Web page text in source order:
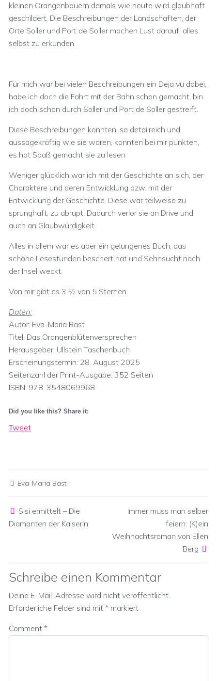
kleinen Orangenbauern damals wie heute wird glaubhaft
geschildert. Die Beschreibungen der Landschaften, der
Orte Soller und Port de Soller machen Lust darauf, alles
selbst zu erkunden.
Für mich war bei vielen Beschreibungen ein Deja vu dabei,
habe ich doch die Fahrt mit der Bahn schon gemacht, bin
ich doch schon durch Soller und Port de Soller gestreift.
Diese Beschreibungen konnten, so detailreich und
aussagekräftig wie sie waren, konnten bei mir punkten,
es hat Spaß gemacht sie zu lesen.
Weniger glücklich war ich mit der Geschichte an sich, der
Charaktere und deren Entwicklung bzw. mit der
Entwicklung der Geschichte. Diese war teilweise zu
sprunghaft, zu abrupt. Dadurch verlor sie an Drive und
auch an Glaubwürdigkeit.
Alles in allem war es aber ein gelungenes Buch, das
schöne Lesestunden beschert hat und Sehnsucht nach
der Insel weckt.
Von mir gibt es 3 ½ von 5 Sternen.
Daten:
Autor: Eva-Maria Bast
Titel: Das Orangenblütenversprechen
Herausgeber: Ullstein Taschenbuch
Erscheinungstermin:‎ 28. August 2025
Seitenzahl der Print-Ausgabe:‎ 352 Seiten
ISBN:‎ 978-3548069968
Did you like this? Share it:
Tweet
Eva-Maria Bast
Sisi ermittelt – Die
Diamanten der Kaiserin
Immer muss man selber
feiern: (K)ein
Weihnachtsroman von Ellen
Berg
Schreibe einen Kommentar
Deine E-Mail-Adresse wird nicht veröffentlicht.
Erforderliche Felder sind mit * markiert
Comment *